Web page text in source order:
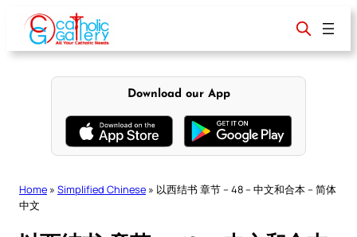
content
Download our App
Home » Simplified Chinese » 以西结书 章节 – 48 – 中文和合本 – 简体
中文